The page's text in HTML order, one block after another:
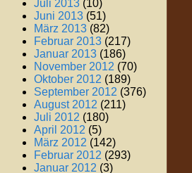
Juli 2013 (10)
Juni 2013 (51)
März 2013 (82)
Februar 2013 (217)
Januar 2013 (186)
November 2012 (70)
Oktober 2012 (189)
September 2012 (376)
August 2012 (211)
Juli 2012 (180)
April 2012 (5)
März 2012 (142)
Februar 2012 (293)
Januar 2012 (3)